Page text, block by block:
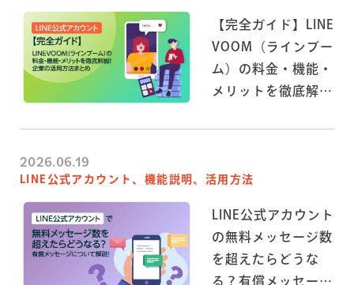
【完全ガイド】LINE
VOOM（ラインブー
ム）の料金・機能・
メリットを徹底解
2026.06.19
LINE公式アカウント、機能説明、活用方法
LINE公式アカウント
の無料メッセージ数
を超えたらどうな
る？有償メッセージ